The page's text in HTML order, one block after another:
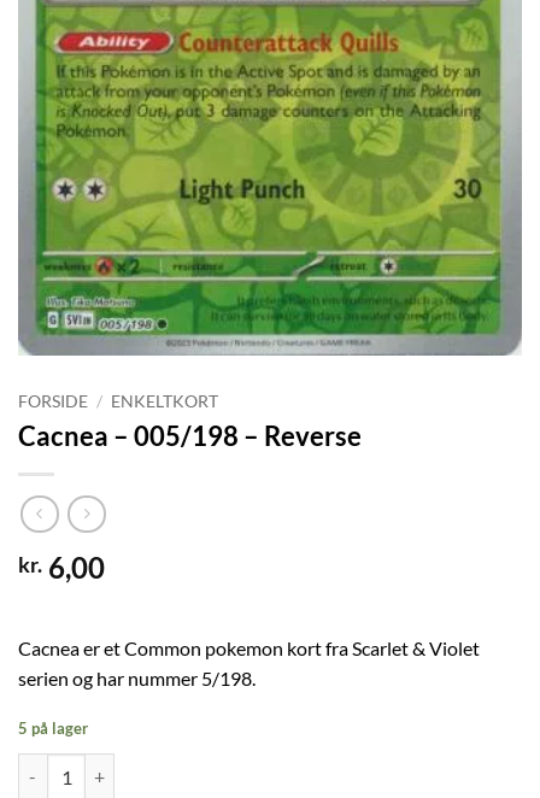
FORSIDE / ENKELTKORT
Cacnea – 005/198 – Reverse
kr. 6,00
Cacnea er et Common pokemon kort fra Scarlet & Violet
serien og har nummer 5/198.
5 på lager